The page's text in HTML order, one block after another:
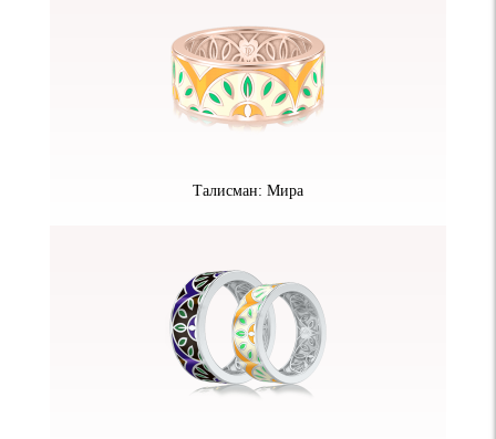
Талисман: Мира